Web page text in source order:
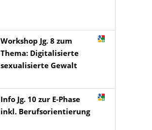
Workshop Jg. 8 zum
Thema: Digitalisierte
sexualisierte Gewalt
Info Jg. 10 zur E-Phase
inkl. Berufsorientierung